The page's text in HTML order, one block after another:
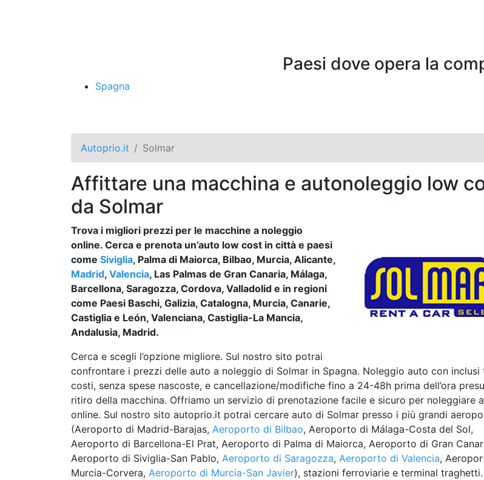
Paesi dove opera la
Spagna
Autoprio.it Solmar
Affittare una macchina e autonoleggio low
da Solmar
Trova i migliori prezzi per le macchine a noleggio
online. Cerca e prenota un’auto low cost in città e paesi
come Siviglia, Palma di Maiorca, Bilbao, Murcia, Alicante,
Madrid, Valencia, Las Palmas de Gran Canaria, Málaga,
Barcellona, Saragozza, Cordova, Valladolid e in regioni
come Paesi Baschi, Galizia, Catalogna, Murcia, Canarie,
Castiglia e León, Valenciana, Castiglia-La Mancia,
Andalusia, Madrid.
Cerca e scegli l’opzione migliore. Sul nostro sito potrai
confrontare i prezzi delle auto a noleggio di Solmar in Spagna. Noleggio auto con inclusi
costi, senza spese nascoste, e cancellazione/modifiche fino a 24-48h prima dell’ora
ritiro della macchina. Offriamo un servizio di prenotazione facile e sicuro per noleggiare
online. Sul nostro sito autoprio.it potrai cercare auto di Solmar presso i più grandi
(Aeroporto di Madrid-Barajas, Aeroporto di Bilbao, Aeroporto di Málaga-Costa del Sol,
Aeroporto di Barcellona-El Prat, Aeroporto di Palma di Maiorca, Aeroporto di Gran
Aeroporto di Siviglia-San Pablo, Aeroporto di Saragozza, Aeroporto di Valencia,
Murcia-Corvera, Aeroporto di Murcia-San Javier), stazioni ferroviarie e terminal traghetti.